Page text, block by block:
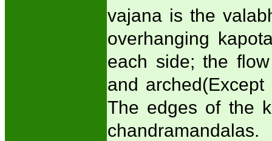
vajana is the
overhanging
each side; the
and
The edges of the